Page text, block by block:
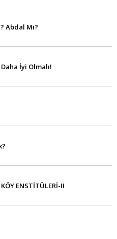
Abdal Mı?
İyi Olmalı!
ENSTİTÜLERİ-II